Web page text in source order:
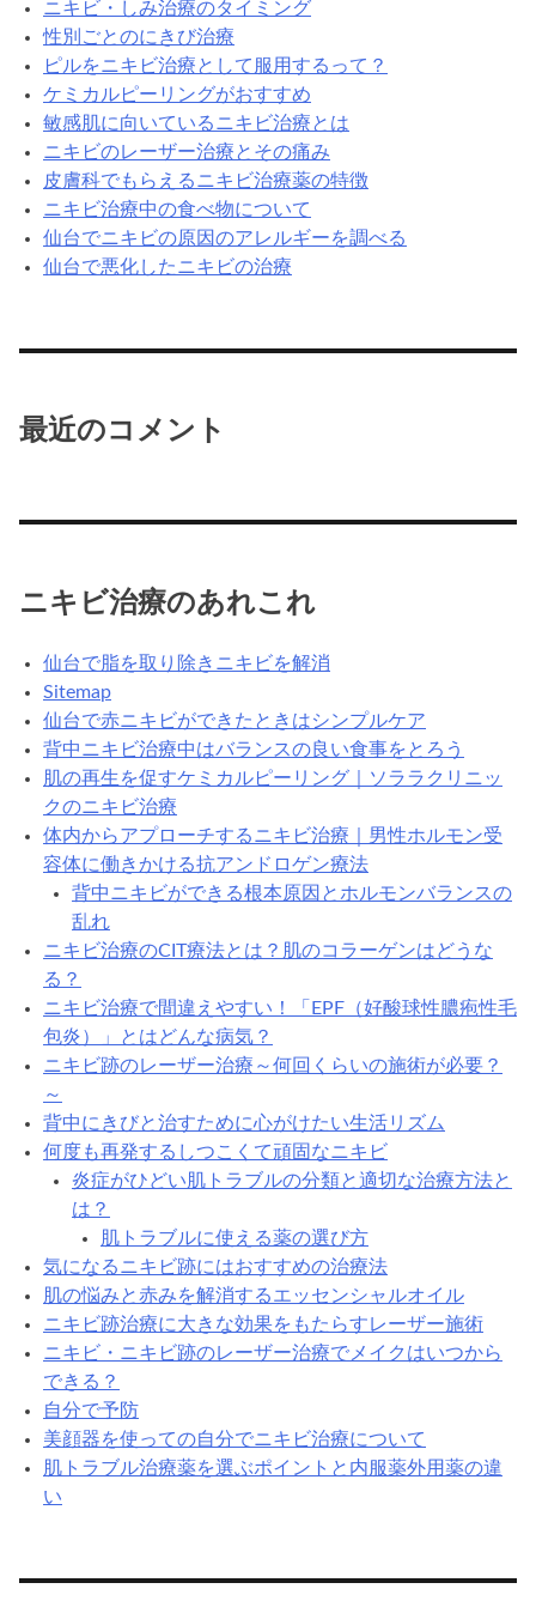
ニキビ・しみ治療のタイミング
性別ごとのにきび治療
ピルをニキビ治療として服用するって？
ケミカルピーリングがおすすめ
敏感肌に向いているニキビ治療とは
ニキビのレーザー治療とその痛み
皮膚科でもらえるニキビ治療薬の特徴
ニキビ治療中の食べ物について
仙台でニキビの原因のアレルギーを調べる
仙台で悪化したニキビの治療
最近のコメント
ニキビ治療のあれこれ
仙台で脂を取り除きニキビを解消
Sitemap
仙台で赤ニキビができたときはシンプルケア
背中ニキビ治療中はバランスの良い食事をとろう
肌の再生を促すケミカルピーリング｜ソララクリニッ
クのニキビ治療
体内からアプローチするニキビ治療｜男性ホルモン受
容体に働きかける抗アンドロゲン療法
背中ニキビができる根本原因とホルモンバランスの
乱れ
ニキビ治療のCIT療法とは？肌のコラーゲンはどうな
る？
ニキビ治療で間違えやすい！「EPF（好酸球性膿疱性毛
包炎）」とはどんな病気？
ニキビ跡のレーザー治療～何回くらいの施術が必要？
～
背中にきびと治すために心がけたい生活リズム
何度も再発するしつこくて頑固なニキビ
炎症がひどい肌トラブルの分類と適切な治療方法と
は？
肌トラブルに使える薬の選び方
気になるニキビ跡にはおすすめの治療法
肌の悩みと赤みを解消するエッセンシャルオイル
ニキビ跡治療に大きな効果をもたらすレーザー施術
ニキビ・ニキビ跡のレーザー治療でメイクはいつから
できる？
自分で予防
美顔器を使っての自分でニキビ治療について
肌トラブル治療薬を選ぶポイントと内服薬外用薬の違
い